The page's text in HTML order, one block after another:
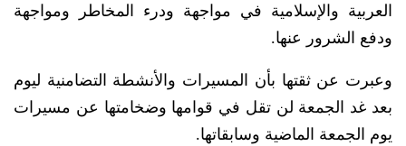
العربية والإسلامية في مواجهة ودرء المخاطر ومواجهة
ودفع الشرور عنها.
وعبرت عن ثقتها بأن المسيرات والأنشطة التضامنية ليوم
بعد غد الجمعة لن تقل في قوامها وضخامتها عن مسيرات
يوم الجمعة الماضية وسابقاتها.